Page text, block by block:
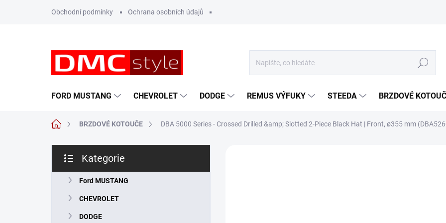
Obchodní podmínky Ochrana osobních údajů
Hledat
FORD MUSTANG CHEVROLET DODGE REMUS VÝFUKY STEEDA BRZDOVÉ
Domů BRZDOVÉ KOTOUČE DBA 5000 Series - Crossed Drilled &amp; Slotted 2-Piece Black Hat | Front, ø355 mm
s
kategorie
Kategorie
Ford MUSTANG
CHEVROLET
DODGE